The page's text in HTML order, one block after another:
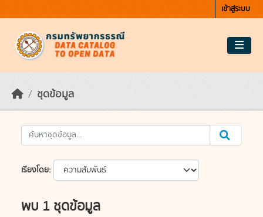
เข้าสู่ระบบ
ชุดข้อมูล
เรียงโดย
พบ 1 ชุดข้อมูล